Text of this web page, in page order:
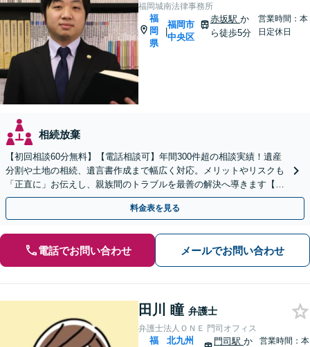
福岡城南法律事務所
福
岡
県
|
福岡市
中央区
赤坂駅 か
ら徒歩5分
営業時間：本
日定休日
相続放棄
【初回相談60分無料】【電話相談可】年間300件超の相談実績！遺産
分割や土地の相続、遺言書作成まで幅広く対応。メリットやリスクも
「正直に」お伝えし、親族間のトラブルを最善の解決へ導きます【法
テラス利用可】
料金表を見る
電話でお問い合わせ メールでお問い合わせ
田川 瞳 弁護士
弁護士法人ＯＮＥ 門司オフィス
福
北九州
門司駅 か
営業時間：本